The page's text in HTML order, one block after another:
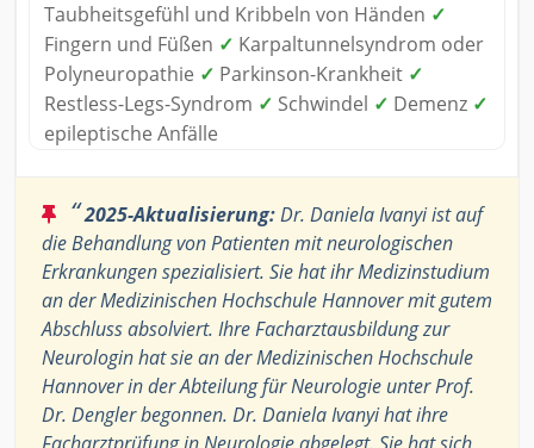
Taubheitsgefühl und Kribbeln von Händen ✓
Fingern und Füßen ✓ Karpaltunnelsyndrom oder
Polyneuropathie ✓ Parkinson-Krankheit ✓
Restless-Legs-Syndrom ✓ Schwindel ✓ Demenz ✓
epileptische Anfälle
“2025-Aktualisierung:Dr. Daniela Ivanyi ist auf
die Behandlung von Patienten mit neurologischen
Erkrankungen spezialisiert. Sie hat ihr Medizinstudium
an der Medizinischen Hochschule Hannover mit gutem
Abschluss absolviert. Ihre Facharztausbildung zur
Neurologin hat sie an der Medizinischen Hochschule
Hannover in der Abteilung für Neurologie unter Prof.
Dr. Dengler begonnen. Dr. Daniela Ivanyi hat ihre